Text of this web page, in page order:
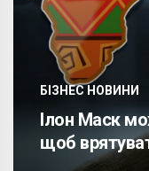
БІЗНЕС НОВИНИ
Ілон Маск
щоб